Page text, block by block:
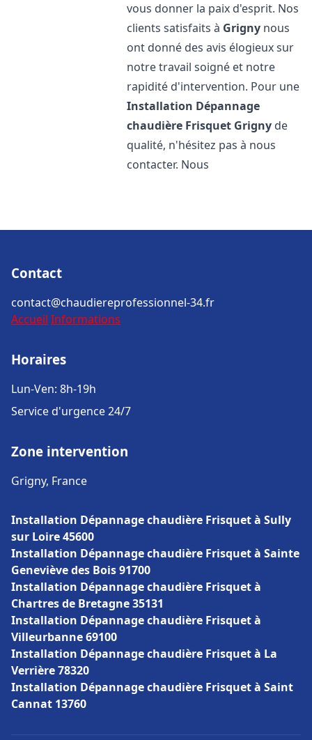
vous donner la paix d'esprit. Nos
clients satisfaits à Grigny nous
ont donné des avis élogieux sur
notre travail soigné et notre
rapidité d'intervention. Pour une
Installation Dépannage
chaudière Frisquet Grigny de
qualité, n'hésitez pas à nous
contacter. Nous
Contact
contact@chaudiereprofessionnel-34.fr
Accueil Informations
Horaires
Lun-Ven: 8h-19h
Service d'urgence 24/7
Zone intervention
Grigny, France
Installation Dépannage chaudière Frisquet à Sully
sur Loire 45600
Installation Dépannage chaudière Frisquet à Sainte
Geneviève des Bois 91700
Installation Dépannage chaudière Frisquet à
Chartres de Bretagne 35131
Installation Dépannage chaudière Frisquet à
Villeurbanne 69100
Installation Dépannage chaudière Frisquet à La
Verrière 78320
Installation Dépannage chaudière Frisquet à Saint
Cannat 13760